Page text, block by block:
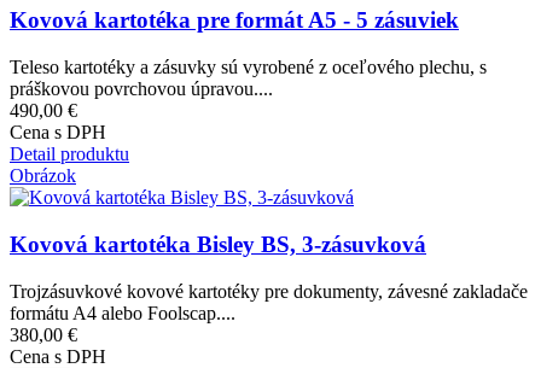
Kovová kartotéka pre formát A5 - 5 zásuviek
Teleso kartotéky a zásuvky sú vyrobené z oceľového plechu, s
práškovou povrchovou úpravou....
490,00 €
Cena s DPH
Detail produktu
Obrázok
Kovová kartotéka Bisley BS, 3-zásuvková
Trojzásuvkové kovové kartotéky pre dokumenty, závesné zakladače
formátu A4 alebo Foolscap....
380,00 €
Cena s DPH